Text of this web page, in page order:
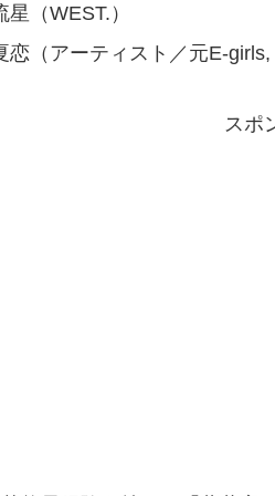
（WEST.）
恋（アーティスト／元E-girls,
スポ